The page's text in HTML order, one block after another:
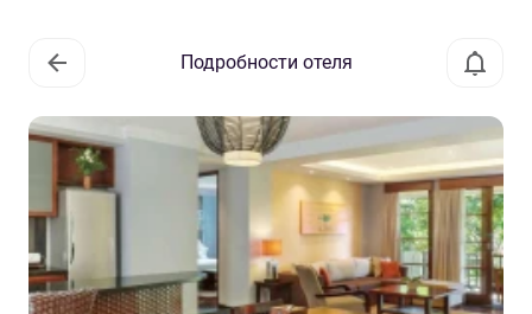
Подробности отеля